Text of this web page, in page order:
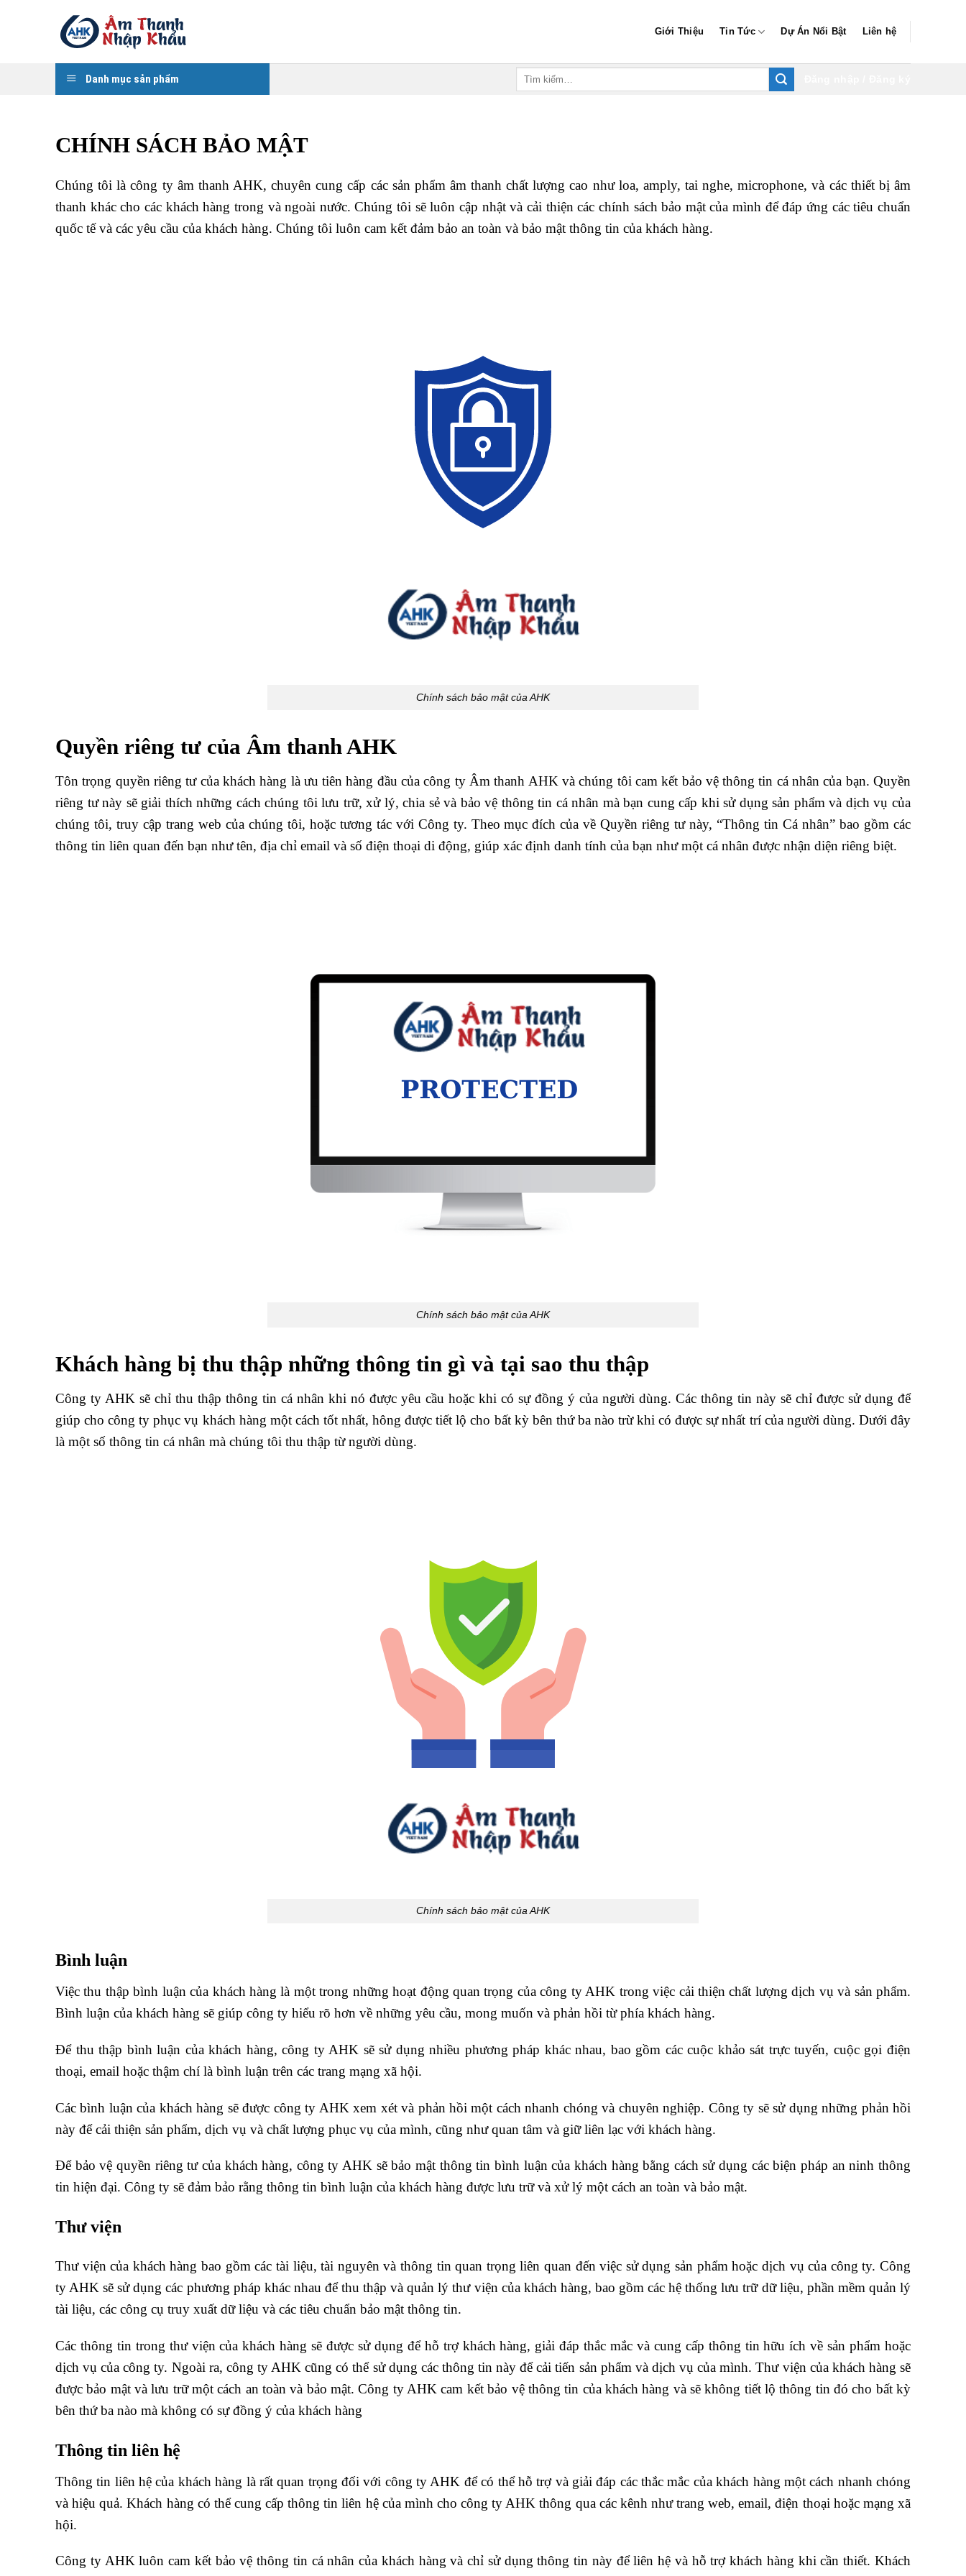
Giới Thiệu Tin Tức Dự Án Nổi Bật Liên hệ
Danh mục sản phẩm
CHÍNH SÁCH BẢO MẬT
Chúng tôi là công ty âm thanh AHK, chuyên cung cấp các sản phẩm âm thanh chất lượng cao như loa, amply, tai nghe, microphone, và các thiết bị âm
thanh khác cho các khách hàng trong và ngoài nước. Chúng tôi sẽ luôn cập nhật và cải thiện các chính sách bảo mật của mình để đáp ứng các tiêu chuẩn
quốc tế và các yêu cầu của khách hàng. Chúng tôi luôn cam kết đảm bảo an toàn và bảo mật thông tin của khách hàng.
Chính sách bảo mật của AHK
Quyền riêng tư của Âm thanh AHK
Tôn trọng quyền riêng tư của khách hàng là ưu tiên hàng đầu của công ty Âm thanh AHK và chúng tôi cam kết bảo vệ thông tin cá nhân của bạn. Quyền
riêng tư này sẽ giải thích những cách chúng tôi lưu trữ, xử lý, chia sẻ và bảo vệ thông tin cá nhân mà bạn cung cấp khi sử dụng sản phẩm và dịch vụ của
chúng tôi, truy cập trang web của chúng tôi, hoặc tương tác với Công ty. Theo mục đích của về Quyền riêng tư này, “Thông tin Cá nhân” bao gồm các
thông tin liên quan đến bạn như tên, địa chỉ email và số điện thoại di động, giúp xác định danh tính của bạn như một cá nhân được nhận diện riêng biệt.
Chính sách bảo mật của AHK
Khách hàng bị thu thập những thông tin gì và tại sao thu thập
Công ty AHK sẽ chỉ thu thập thông tin cá nhân khi nó được yêu cầu hoặc khi có sự đồng ý của người dùng. Các thông tin này sẽ chỉ được sử dụng để
giúp cho công ty phục vụ khách hàng một cách tốt nhất, hông được tiết lộ cho bất kỳ bên thứ ba nào trừ khi có được sự nhất trí của người dùng. Dưới đây
là một số thông tin cá nhân mà chúng tôi thu thập từ người dùng.
Chính sách bảo mật của AHK
Bình luận
Việc thu thập bình luận của khách hàng là một trong những hoạt động quan trọng của công ty AHK trong việc cải thiện chất lượng dịch vụ và sản phẩm.
Bình luận của khách hàng sẽ giúp công ty hiểu rõ hơn về những yêu cầu, mong muốn và phản hồi từ phía khách hàng.
Để thu thập bình luận của khách hàng, công ty AHK sẽ sử dụng nhiều phương pháp khác nhau, bao gồm các cuộc khảo sát trực tuyến, cuộc gọi điện
thoại, email hoặc thậm chí là bình luận trên các trang mạng xã hội.
Các bình luận của khách hàng sẽ được công ty AHK xem xét và phản hồi một cách nhanh chóng và chuyên nghiệp. Công ty sẽ sử dụng những phản hồi
này để cải thiện sản phẩm, dịch vụ và chất lượng phục vụ của mình, cũng như quan tâm và giữ liên lạc với khách hàng.
Để bảo vệ quyền riêng tư của khách hàng, công ty AHK sẽ bảo mật thông tin bình luận của khách hàng bằng cách sử dụng các biện pháp an ninh thông
tin hiện đại. Công ty sẽ đảm bảo rằng thông tin bình luận của khách hàng được lưu trữ và xử lý một cách an toàn và bảo mật.
Thư viện
Thư viện của khách hàng bao gồm các tài liệu, tài nguyên và thông tin quan trọng liên quan đến việc sử dụng sản phẩm hoặc dịch vụ của công ty. Công
ty AHK sẽ sử dụng các phương pháp khác nhau để thu thập và quản lý thư viện của khách hàng, bao gồm các hệ thống lưu trữ dữ liệu, phần mềm quản lý
tài liệu, các công cụ truy xuất dữ liệu và các tiêu chuẩn bảo mật thông tin.
Các thông tin trong thư viện của khách hàng sẽ được sử dụng để hỗ trợ khách hàng, giải đáp thắc mắc và cung cấp thông tin hữu ích về sản phẩm hoặc
dịch vụ của công ty. Ngoài ra, công ty AHK cũng có thể sử dụng các thông tin này để cải tiến sản phẩm và dịch vụ của mình.Thư viện của khách hàng sẽ
được bảo mật và lưu trữ một cách an toàn và bảo mật. Công ty AHK cam kết bảo vệ thông tin của khách hàng và sẽ không tiết lộ thông tin đó cho bất kỳ
bên thứ ba nào mà không có sự đồng ý của khách hàng
Thông tin liên hệ
Thông tin liên hệ của khách hàng là rất quan trọng đối với công ty AHK để có thể hỗ trợ và giải đáp các thắc mắc của khách hàng một cách nhanh chóng
và hiệu quả. Khách hàng có thể cung cấp thông tin liên hệ của mình cho công ty AHK thông qua các kênh như trang web, email, điện thoại hoặc mạng xã
hội.
Công ty AHK luôn cam kết bảo vệ thông tin cá nhân của khách hàng và chỉ sử dụng thông tin này để liên hệ và hỗ trợ khách hàng khi cần thiết. Khách